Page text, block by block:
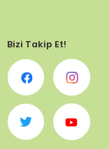
Bizi Takip Et!